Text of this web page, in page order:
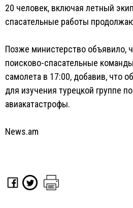
20 человек, включая летный
спасательные работы
Позже министерство объявило,
поисково-спасательные
самолета в 17:00, добавив, что
для изучения турецкой группе
авиакатастрофы.
News.am